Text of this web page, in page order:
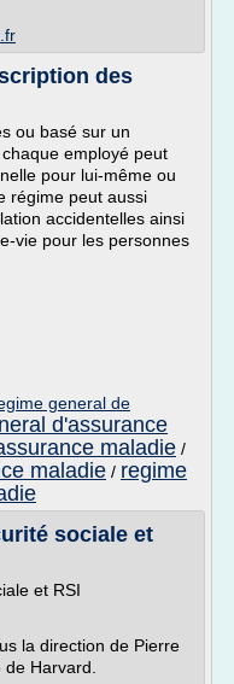
des
ou basé sur un
employé peut
pour lui-même ou
régime peut aussi
accidentelles ainsi
vie pour les personnes
general de
d'assurance
maladie /
maladie / regime
sociale et
et RSI
la direction de Pierre
Harvard.